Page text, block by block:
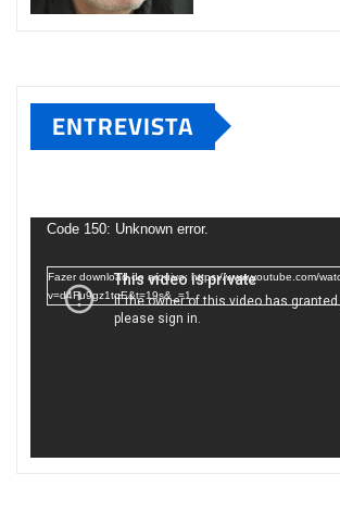
ENTREVISTA
deCode 150: Unknown error.
Fazer download do arquivo: https://www.youtube.com/
v=d4Fu9gz1tqE&t=19s&_=1